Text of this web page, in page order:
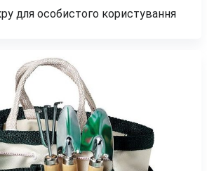
для особистого користування